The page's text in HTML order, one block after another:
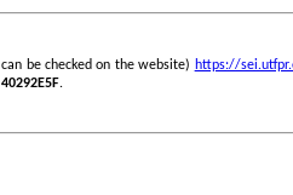
be checked on the website) https://
40292E5F.